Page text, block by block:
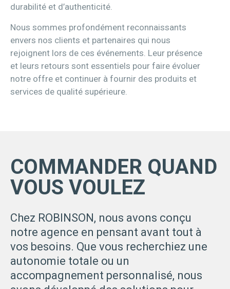
durabilité et d’authenticité.
Nous sommes profondément reconnaissants
envers nos clients et partenaires qui nous
rejoignent lors de ces événements. Leur présence
et leurs retours sont essentiels pour faire évoluer
notre offre et continuer à fournir des produits et
services de qualité supérieure.
COMMANDER QUAND
VOUS VOULEZ
Chez ROBINSON, nous avons conçu
notre agence en pensant avant tout à
vos besoins. Que vous recherchiez une
autonomie totale ou un
accompagnement personnalisé, nous